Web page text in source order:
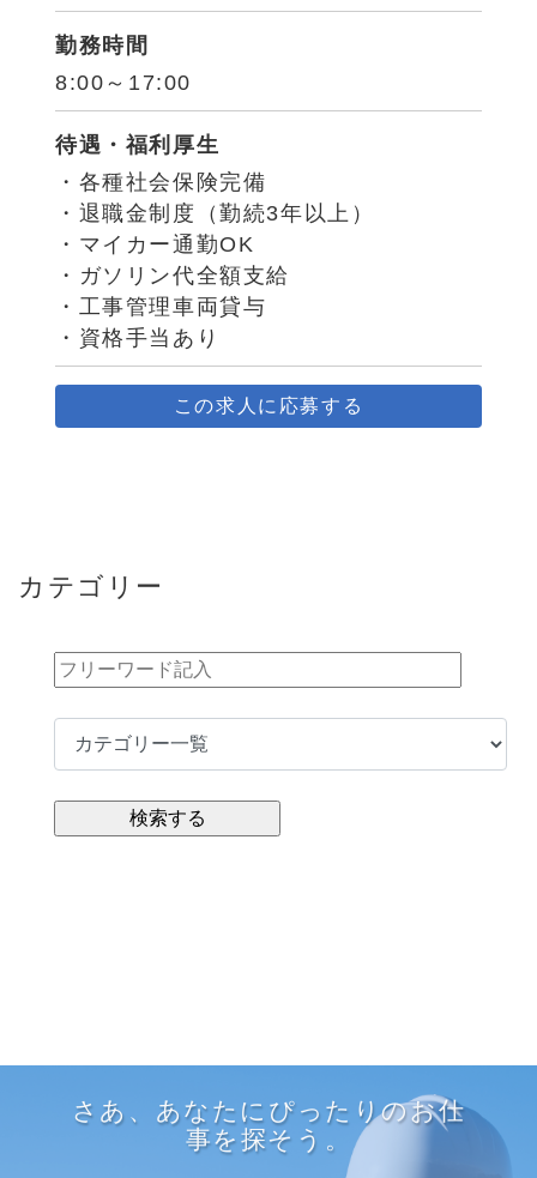
勤務時間
8:00～17:00
待遇・福利厚生
・各種社会保険完備
・退職金制度（勤続3年以上）
・マイカー通勤OK
・ガソリン代全額支給
・工事管理車両貸与
・資格手当あり
この求人に応募する
カテゴリー
さあ、あなたにぴったりのお仕
事を探そう。